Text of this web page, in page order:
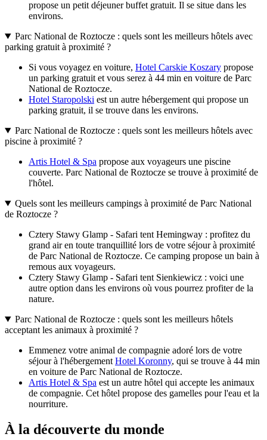
propose un petit déjeuner buffet gratuit. Il se situe dans les
environs.
Parc National de Roztocze : quels sont les meilleurs hôtels avec
parking gratuit à proximité ?
Si vous voyagez en voiture, Hotel Carskie Koszary propose
un parking gratuit et vous serez à 44 min en voiture de Parc
National de Roztocze.
Hotel Staropolski est un autre hébergement qui propose un
parking gratuit, il se trouve dans les environs.
Parc National de Roztocze : quels sont les meilleurs hôtels avec
piscine à proximité ?
Artis Hotel & Spa propose aux voyageurs une piscine
couverte. Parc National de Roztocze se trouve à proximité de
l'hôtel.
Quels sont les meilleurs campings à proximité de Parc National
de Roztocze ?
Cztery Stawy Glamp - Safari tent Hemingway : profitez du
grand air en toute tranquillité lors de votre séjour à proximité
de Parc National de Roztocze. Ce camping propose un bain à
remous aux voyageurs.
Cztery Stawy Glamp - Safari tent Sienkiewicz : voici une
autre option dans les environs où vous pourrez profiter de la
nature.
Parc National de Roztocze : quels sont les meilleurs hôtels
acceptant les animaux à proximité ?
Emmenez votre animal de compagnie adoré lors de votre
séjour à l'hébergement Hotel Koronny, qui se trouve à 44 min
en voiture de Parc National de Roztocze.
Artis Hotel & Spa est un autre hôtel qui accepte les animaux
de compagnie. Cet hôtel propose des gamelles pour l'eau et la
nourriture.
À la découverte du monde